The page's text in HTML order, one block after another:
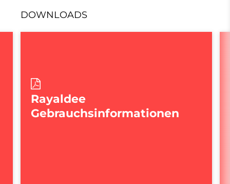
DOWNLOADS
Rayaldee
Gebrauchsinformationen